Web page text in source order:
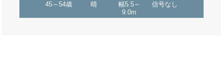
45～54歳 晴
幅5.5～
9.0m
信号なし